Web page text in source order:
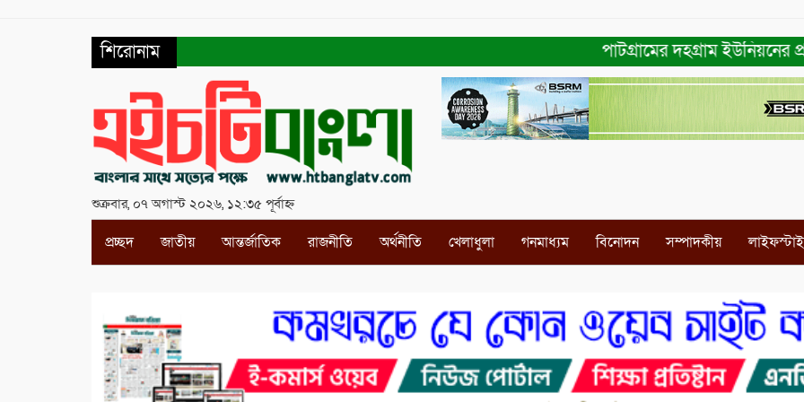
শিরোনাম পাটগ্রামের দহগ্রাম ইউনিয়নের প্রধান
শুক্রবার, ০৭ অগাস্ট ২০২৬, ১২:৩৫ পূর্বাহ্ন
প্রচ্ছদ জাতীয় আন্তর্জাতিক রাজনীতি অর্থনীতি খেলাধুলা গনমাধ্যম বিনোদন সম্পাদকীয়